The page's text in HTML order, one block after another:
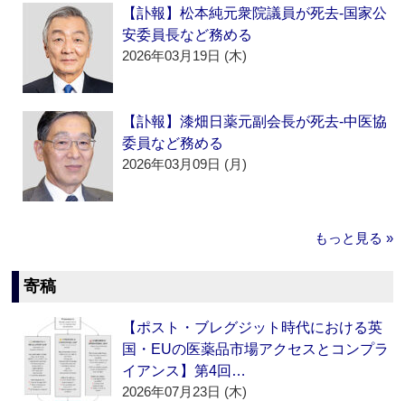
【訃報】松本純元衆院議員が死去‐国家公
安委員長など務める
2026年03月19日 (木)
【訃報】漆畑日薬元副会長が死去‐中医協
委員など務める
2026年03月09日 (月)
もっと見る »
寄稿
【ポスト・ブレグジット時代における英
国・EUの医薬品市場アクセスとコンプラ
イアンス】第4回…
2026年07月23日 (木)